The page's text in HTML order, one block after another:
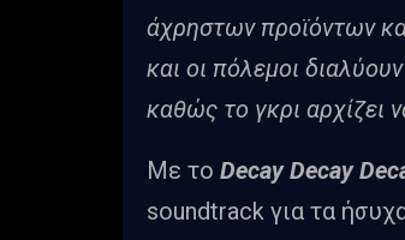
άχρηστων προϊόντων
και οι πόλεμοι
καθώς το γκρι αρχίζει
Με το Decay Decay
soundtrack για τα